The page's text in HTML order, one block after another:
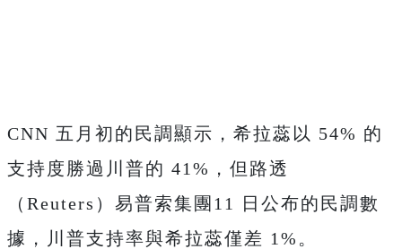
CNN 五月初的民調顯示，希拉蕊以 54% 的
支持度勝過川普的 41%，但路透
（Reuters）易普索集團11 日公布的民調數
據，川普支持率與希拉蕊僅差 1%。